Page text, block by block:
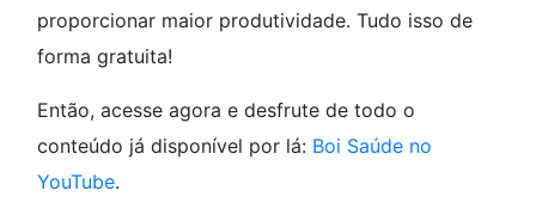
proporcionar maior produtividade. Tudo isso de
forma gratuita!
Então, acesse agora e desfrute de todo o
conteúdo já disponível por lá: Boi Saúde no
YouTube.